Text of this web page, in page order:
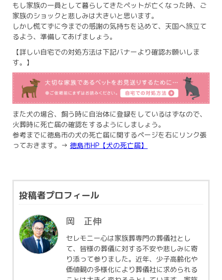
もし家族の一員として暮らしてきたペットが亡くなった時、ご
家族のショックと悲しみは大きいと思います。
しかし慌てずに今までの感謝の気持ちを込めて、天国へ旅立て
るよう、準備してあげましょう。
【詳しい自宅での対処方法は下記バナーより確認お願いしま
す。】
また犬の場合、飼う時に自治体に登録をしているはずなので、
火葬時に死亡届の確認をするようにしましょう。
参考までに徳島市の犬の死亡届に関するページを右にリンク張
っておきます。→ 徳島市HP【犬の死亡届】
投稿者プロフィール
岡 正伸
セレモニー心は家族葬専門の葬儀社とし
て、皆様の葬儀に対する不安や悲しみに寄
り添って参りました。近年、少子高齢化や
価値観の多様化により葬儀社に求められる